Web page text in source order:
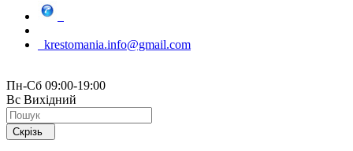
krestomania.info@gmail.com
Пн-Сб 09:00-19:00
Вс Вихідний
Скрізь